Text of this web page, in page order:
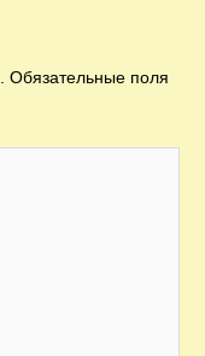
Обязательные поля